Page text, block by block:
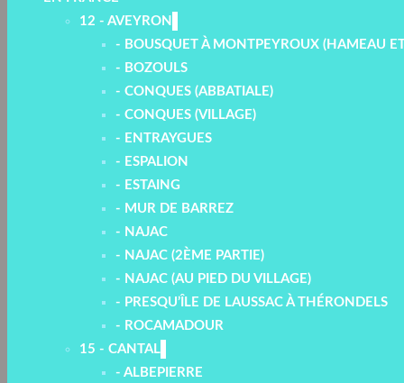
12 - AVEYRON
- BOUSQUET À MONTPEYROUX (HAMEAU
- BOZOULS
- CONQUES (ABBATIALE)
- CONQUES (VILLAGE)
- ENTRAYGUES
- ESPALION
- ESTAING
- MUR DE BARREZ
- NAJAC
- NAJAC (2ÈME PARTIE)
- NAJAC (AU PIED DU VILLAGE)
- PRESQU’ÎLE DE LAUSSAC À THÉRONDELS
- ROCAMADOUR
15 - CANTAL
- ALBEPIERRE